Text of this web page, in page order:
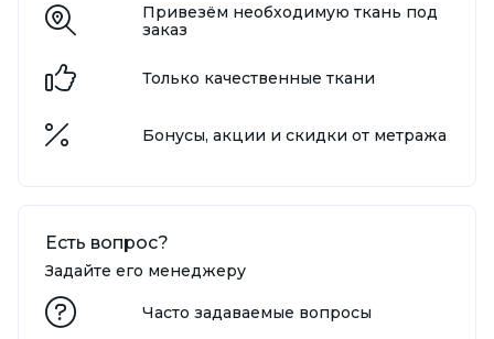
Привезём необходимую ткань под
заказ
Только качественные ткани
Бонусы, акции и скидки от метража
Есть вопрос?
Задайте его менеджеру
Часто задаваемые вопросы